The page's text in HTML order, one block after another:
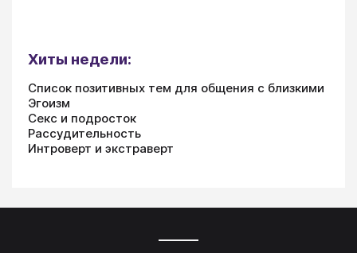
Хиты недели:
Список позитивных тем для общения с близкими
Эгоизм
Секс и подросток
Рассудительность
Интроверт и экстраверт